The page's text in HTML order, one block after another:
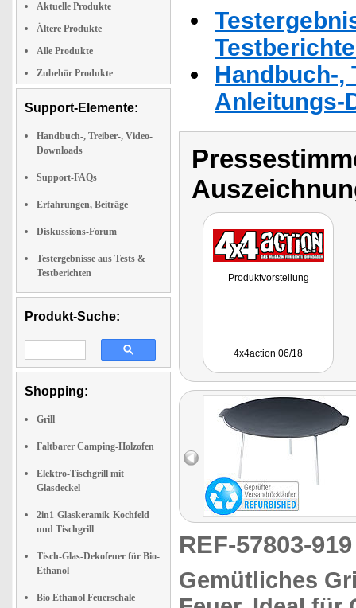
Aktuelle Produkte
Ältere Produkte
Alle Produkte
Zubehör Produkte
Support-Elemente:
Handbuch-, Treiber-, Video-
Downloads
Support-FAQs
Erfahrungen, Beiträge
Diskussions-Forum
Testergebnisse aus Tests &
Testberichten
Produkt-Suche:
Shopping:
Grill
Faltbarer Camping-Holzofen
Elektro-Tischgrill mit
Glasdeckel
2in1-Glaskeramik-Kochfeld
und Tischgrill
Tisch-Glas-Dekofeuer für Bio-
Ethanol
Bio Ethanol Feuerschale
Handbuch-,
Anleitungs-
Produktvorstellung
4x4action 06/18
REF-57803-
Gemütliches